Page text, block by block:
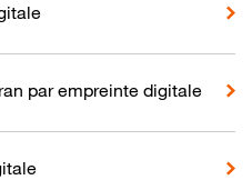
par empreinte digitale